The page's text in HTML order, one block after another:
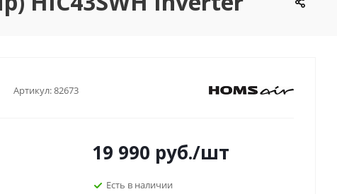
Артикул:82673
19 990 руб./шт
Есть в наличии